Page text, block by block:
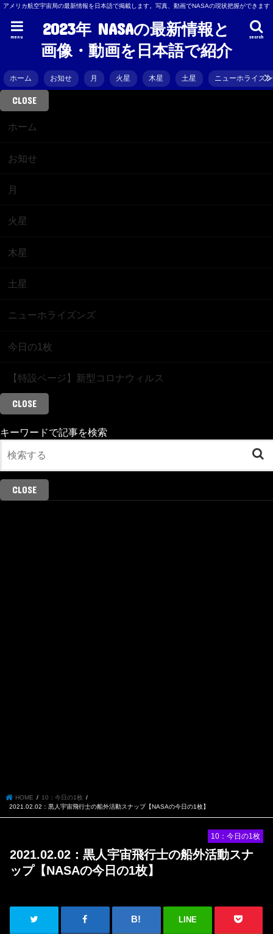
アメリカ航空宇宙局の最新情報を日本語で掲載します。写真、動画でNASAの現状把握ができます
2023年 NASAの最新情報と
画像・動画を日本語で紹介
search
menu
ホーム お知せ 月 火星 木星 土星 ニューホライズ
CLOSE
ホーム
お知せ
月
火星
木星
土星
ニューホライズンズ
今日の1枚
【特設ページ】新型コロナウィルス
CLOSE
キーワードで記事を検索
CLOSE
HOME
10：今日の1枚
2021.02.02：黒人宇宙飛行士の船外活動スナップ【NASAの今日の1枚】
10：今日の1枚
2021.02.02：黒人宇宙飛行士の船外活動スナ
ップ【NASAの今日の1枚】
LINE